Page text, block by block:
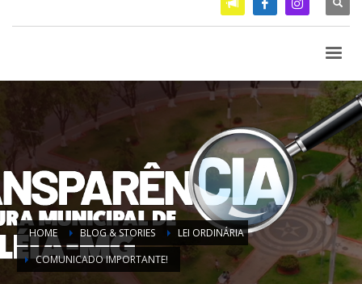
HOME BLOG & STORIES
LEI ORDINÁRIA
COMUNICADO IMPORTANTE!